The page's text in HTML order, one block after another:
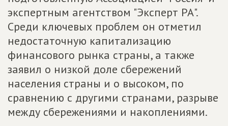
экспертным агентством "Эксперт РА".
Среди ключевых проблем он отметил
недостаточную капитализацию
финансового рынка страны, а также
заявил о низкой доле сбережений
населения страны и о высоком, по
сравнению с другими странами, разрыве
между сбережениями и накоплениями.